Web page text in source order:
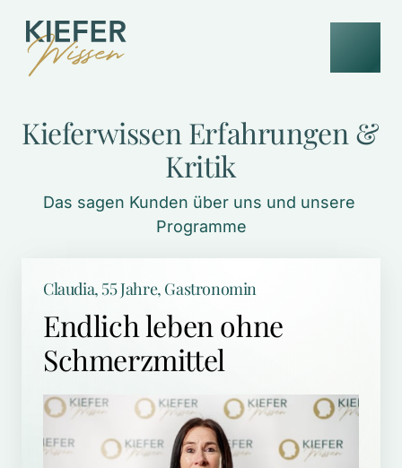
Kieferwissen Erfahrungen
Kritik
Das sagen Kunden über uns und unsere
Programme
Claudia, 55 Jahre, Gastronomin
Endlich leben ohne
Schmerzmittel